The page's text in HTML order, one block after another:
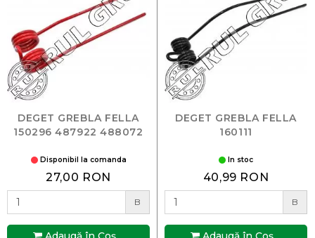
DEGET GREBLA FELLA
150296 487922 488072
Disponibil la comanda
27,00 RON
B
DEGET GREBLA FELLA
160111
In stoc
40,99 RON
B